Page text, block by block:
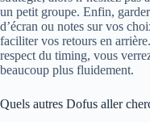
un petit groupe. Enfin,
d’écran ou notes sur vos
faciliter vos retours en
respect du timing, vous
beaucoup plus fluidement.
Quels autres Dofus aller